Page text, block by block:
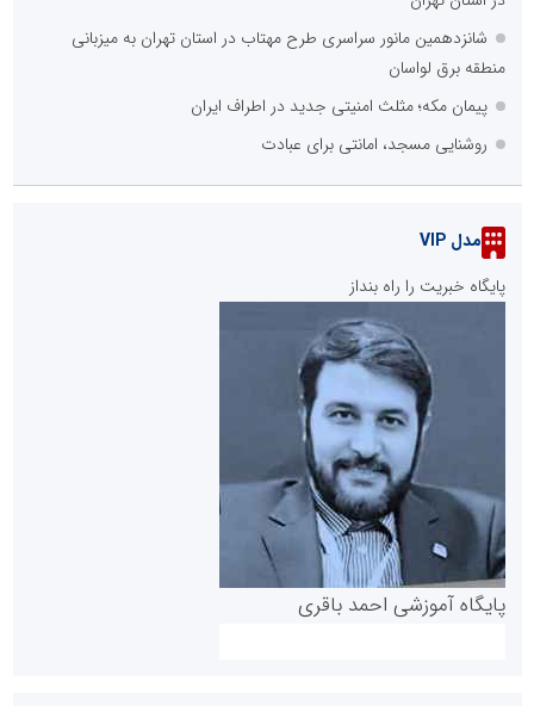
شانزدهمین مانور سراسری طرح مهتاب در استان تهران به میزبانی
منطقه برق لواسان
پیمان مکه؛ مثلث امنیتی جدید در اطراف ایران
روشنایی مسجد، امانتی برای عبادت
مدل VIP
پایگاه خبریت را راه بنداز
پایگاه آموزشی احمد باقری